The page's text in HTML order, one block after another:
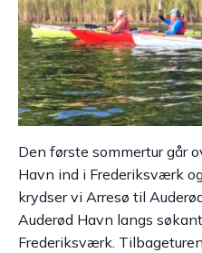
Den første sommertur går
Havn ind i Frederiksværk
krydser vi Arresø til
Auderød Havn langs
Frederiksværk.